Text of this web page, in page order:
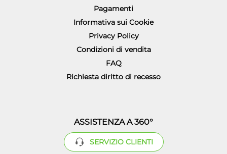
Pagamenti
Informativa sui Cookie
Privacy Policy
Condizioni di vendita
FAQ
Richiesta diritto di recesso
ASSISTENZA A 360°
SERVIZIO CLIENTI